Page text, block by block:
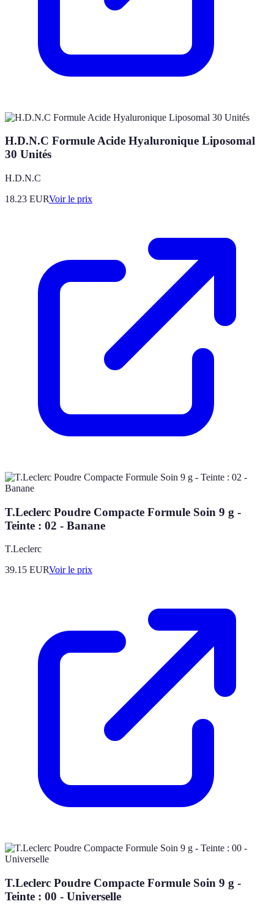
H.D.N.C Formule Acide Hyaluronique Liposomal
30 Unités
H.D.N.C
18.23 EURVoir le prix
T.Leclerc Poudre Compacte Formule Soin 9 g -
Teinte : 02 - Banane
T.Leclerc
39.15 EURVoir le prix
T.Leclerc Poudre Compacte Formule Soin 9 g -
Teinte : 00 - Universelle